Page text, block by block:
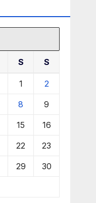
S S
1 2
8 9
15 16
22 23
29 30